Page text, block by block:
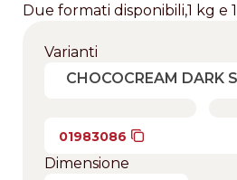
Due formati disponibili,1 kg e
Varianti
CHOCOCREAM DARK
01983086
Dimensione